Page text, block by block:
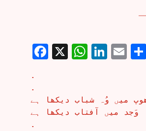
Facebook
X
.
.
میں وُہ شباب دیکھا ہے
وَجد میں آفتاب دیکھا ہے
.